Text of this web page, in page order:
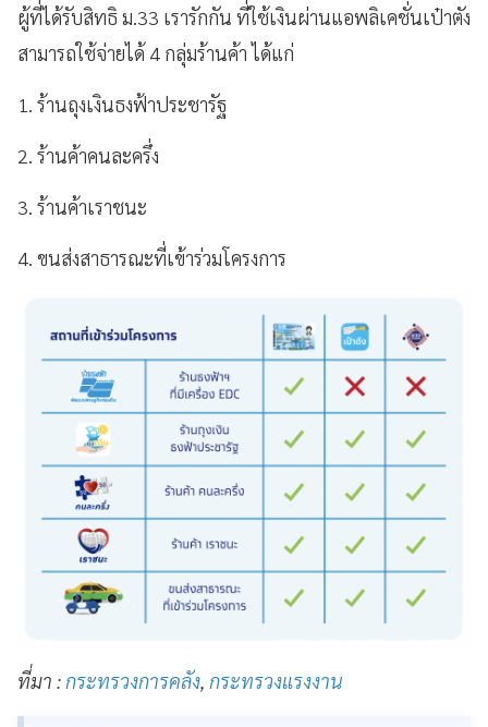
ผู้ที่ได้รับสิทธิ ม.33 เรารักกัน ที่ใช้เงินผ่านแอพลิเคชั่นเป๋าตัง
สามารถใช้จ่ายได้ 4 กลุ่มร้านค้า ได้แก่
1. ร้านถุงเงินธงฟ้าประชารัฐ
2. ร้านค้าคนละครึ่ง
3. ร้านค้าเราชนะ
4. ขนส่งสาธารณะที่เข้าร่วมโครงการ
ที่มา : กระทรวงการคลัง, กระทรวงแรงงาน